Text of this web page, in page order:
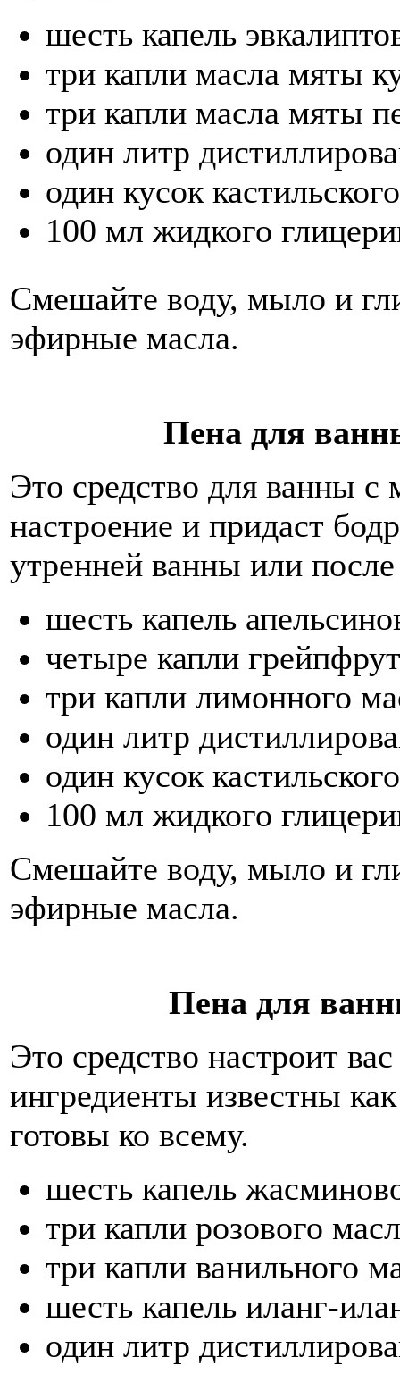
шесть капель
три капли масла мяты
три капли масла мяты
один литр
один кусок
100 мл жидкого
Смешайте воду, мыло и
эфирные масла.
Пена для
Это средство для ванны
настроение и придаст
утренней ванны или
шесть капель
четыре капли
три капли лимонного
один литр
один кусок
100 мл жидкого
Смешайте воду, мыло и
эфирные масла.
Пена для
Это средство настроит
ингредиенты известны
готовы ко всему.
шесть капель
три капли розового
три капли ванильного
шесть капель иланг-
один литр